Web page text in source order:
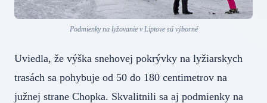
Podmienky na lyžovanie v Liptove sú výborné
Uviedla, že výška snehovej pokrývky na lyžiarskych
trasách sa pohybuje od 50 do 180 centimetrov na
južnej strane Chopka. Skvalitnili sa aj podmienky na